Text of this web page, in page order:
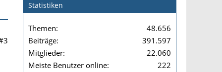
Statistiken
Themen
48.656
Beiträge
391.597
Mitglieder
22.060
Meiste Benutzer online
222